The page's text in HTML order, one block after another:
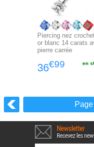
Piercing nez
or blanc 14 carats
pierre carrée
36€99